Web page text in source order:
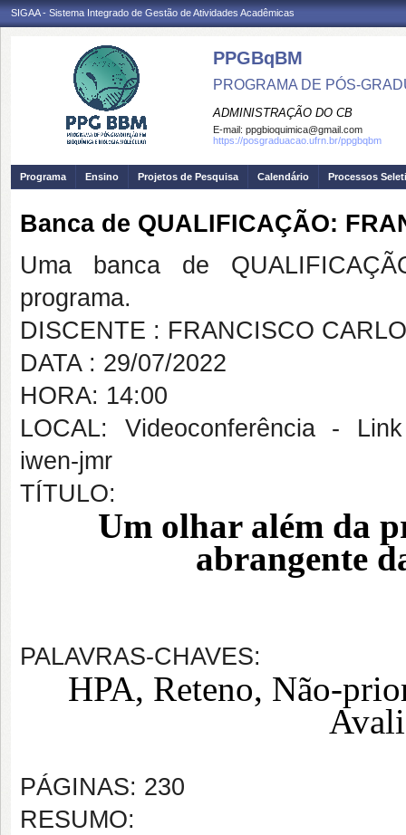
SIGAA - Sistema Integrado de Gestão de Atividades Acadêmicas
PPGBqBM
PROGRAMA DE PÓS-
ADMINISTRAÇÃO DO CB
E-mail: ppgbioquimica@gmail.com
https://posgraduacao.ufrn.br/ppgbqbm
Programa Ensino Projetos de Pesquisa Calendário Processos
Banca de QUALIFICAÇÃO:
Uma banca de
programa.
DISCENTE : FRANCISCO
DATA : 29/07/2022
HORA: 14:00
LOCAL: Videoconferência -
iwen-jmr
TÍTULO:
Um olhar além da
abrangente
PALAVRAS-CHAVES:
HPA, Reteno, Não-
PÁGINAS: 230
RESUMO: